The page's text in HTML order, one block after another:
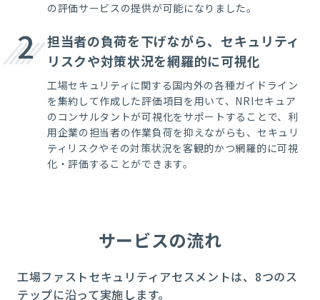
の評価サービスの提供が可能になりました。
2
担当者の負荷を下げながら、セキュリティ
リスクや対策状況を網羅的に可視化
工場セキュリティに関する国内外の各種ガイドライン
を集約して作成した評価項目を用いて、 NRIセキュア
のコンサルタントが可視化をサポートすることで、利
用企業の担当者の作業負荷を抑えながらも、セキュリ
ティリスクやその対策状況を客観的かつ網羅的に可視
化・評価することができます。
サービスの流れ
工場ファストセキュリティアセスメントは、8つのス
テップに沿って実施します。